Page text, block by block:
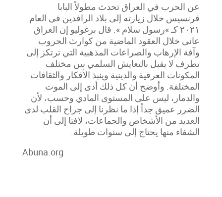
عن الحرب في العراق تحدث مطولاً البابا
فرنسيس خلال زيارته إلى بلاد الرافدين في العام
٢٠٢١ كـ »رسول سلام ». قال برغوليو إن العراق
عانى خلال العقود الماضية من كوارث الحروب
وآفة الإرهاب والصراعات المذهبية التي ترتكز إلى
تطرف لا يقبل بالتعايش السلمي بين مختلف
المكونات العرقية والدينية وينبذ الأفكار والثقافات
المختلفة. وأوضح أن كل ذلك أدى إلى الموت
والدمار، ليس على المستوى المادي وحسب، لأن
الضرر عميق جداً إذا ما نظرنا إلى جراح القلب لدى
العديد من الأشخاص والجماعات، لافتا إلى أن
الشفاء منها يحتاج إلى سنوات طويلة.
Abuna.org